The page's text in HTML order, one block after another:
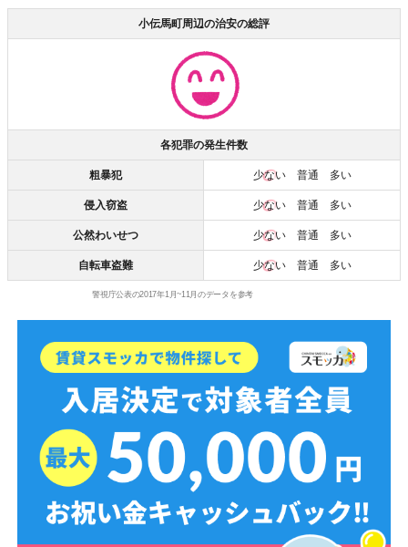
小伝馬町周辺の治安の総評
各犯罪の発生件数
粗暴犯 少ない普通 多い
侵入窃盗 少ない普通 多い
公然わいせつ 少ない普通 多い
自転車盗難 少ない普通 多い
警視庁公表の2017年1月~11月のデータを参考